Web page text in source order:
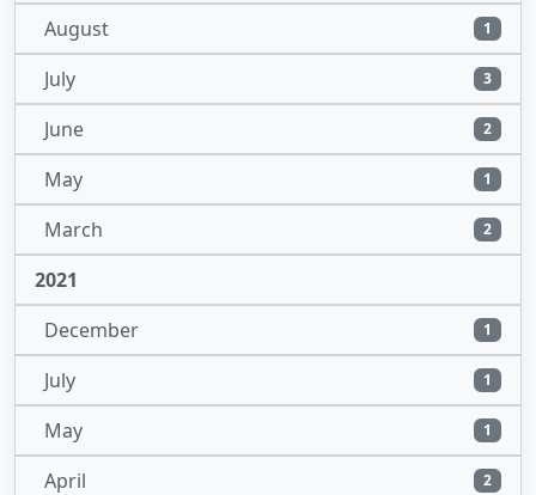
August
1
July 3
June 2
May 1
March 2
2021
December
1
July 1
May 1
April 2